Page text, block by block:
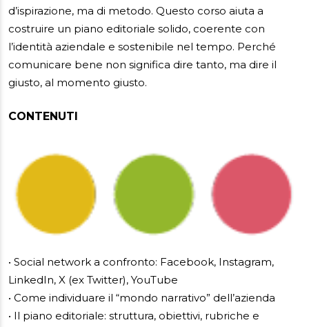
d’ispirazione, ma di metodo. Questo corso aiuta a
costruire un piano editoriale solido, coerente con
l’identità aziendale e sostenibile nel tempo. Perché
comunicare bene non significa dire tanto, ma dire il
giusto, al momento giusto.
CONTENUTI
• Social network a confronto: Facebook, Instagram,
LinkedIn, X (ex Twitter), YouTube
• Come individuare il “mondo narrativo” dell’azienda
• Il piano editoriale: struttura, obiettivi, rubriche e